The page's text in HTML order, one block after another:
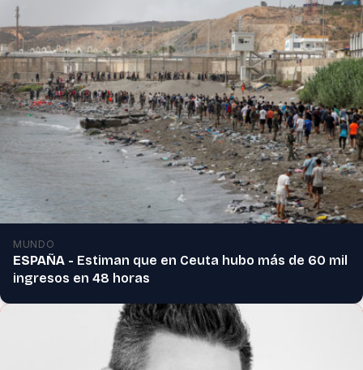
MUNDO
ESPAÑA - Estiman que en Ceuta hubo más de 60 mil
ingresos en 48 horas